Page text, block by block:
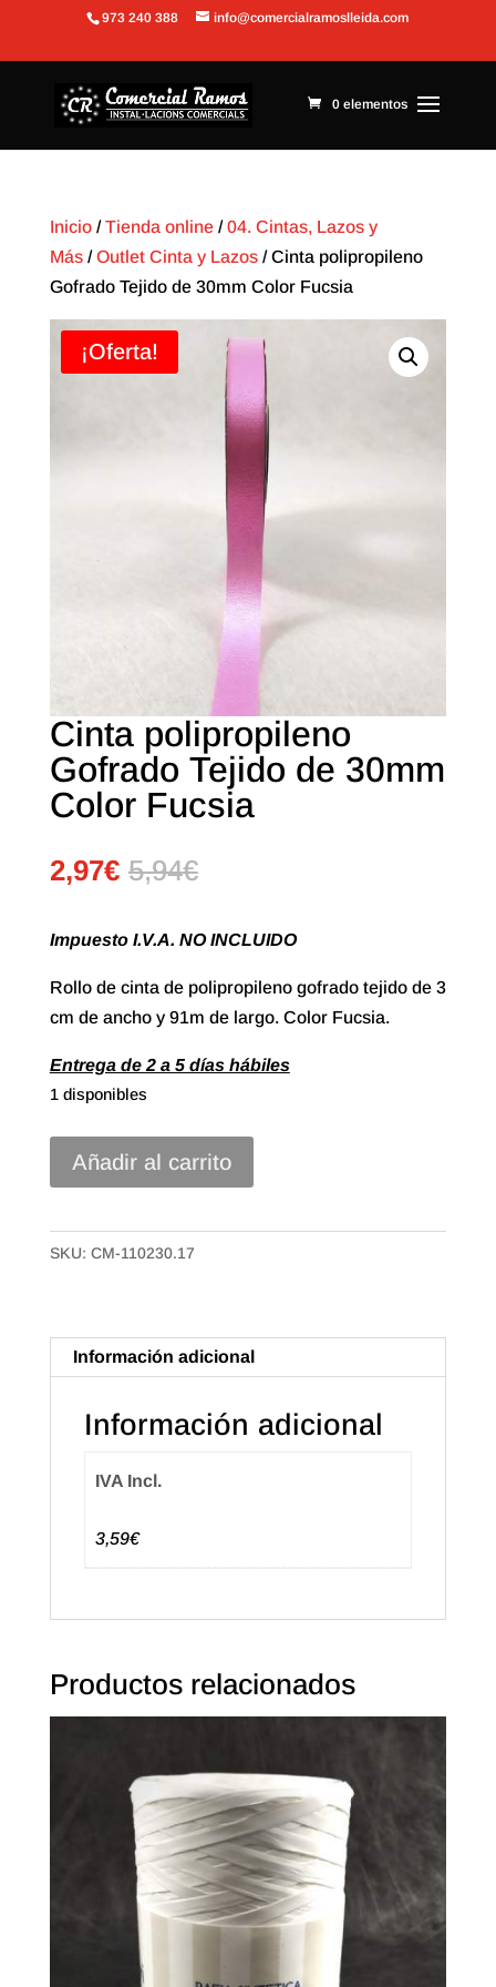
Abrir barra de herramientas
973 240 388 info@comercialramoslleida.com
0 elementos
Inicio/Tienda online/04. Cintas, Lazos y
Más/Outlet Cinta y Lazos/ Cinta polipropileno
Gofrado Tejido de 30mm Color Fucsia
¡Oferta!
Cinta polipropileno
Gofrado Tejido de 30mm
Color Fucsia
2,97€ 5,94€
Impuesto I.V.A. NO INCLUIDO
Rollo de cinta de polipropileno gofrado tejido de 3
cm de ancho y 91m de largo. Color Fucsia.
Entrega de 2 a 5 días hábiles
1 disponibles
Cinta
Fucsia
Añadir al carrito
SKU: CM-110230.17
Información adicional
Información adicional
IVA Incl.
3,59€
Productos relacionados